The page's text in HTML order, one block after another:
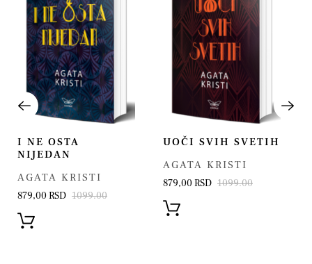
I NE OSTA
NIJEDAN
AGATA KRISTI
879,00 RSD 1099.00
UOČI SVIH SVETIH
AGATA KRISTI
879,00 RSD 1099.00